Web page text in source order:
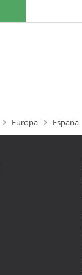
Europa España